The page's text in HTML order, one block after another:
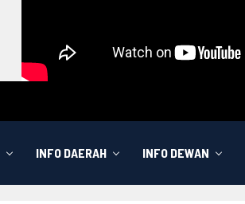
INFO DAERAH INFO DEWAN